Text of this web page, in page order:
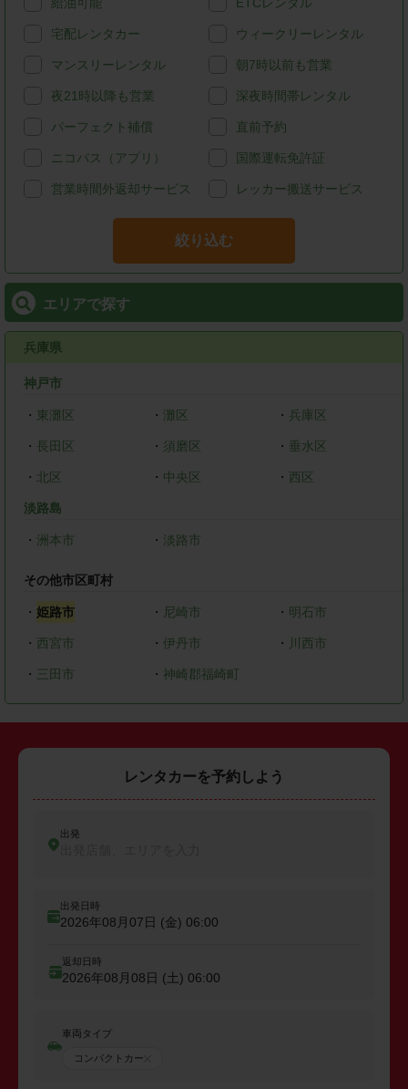
宅配レンタカー ウィークリーレンタル
マンスリーレンタル 朝7時以前も営業
夜21時以降も営業 深夜時間帯レンタル
パーフェクト補償 直前予約
ニコパス（アプリ） 国際運転免許証
営業時間外返却サービス レッカー搬送サービス
絞り込む
エリアで探す
兵庫県
神戸市
・ 東灘区 ・ 灘区 ・ 兵庫区
・ 長田区 ・ 須磨区 ・ 垂水区
・ 北区 ・ 中央区 ・ 西区
淡路島
・ 洲本市 ・ 淡路市
その他市区町村
・ 姫路市 ・ 尼崎市 ・ 明石市
・ 西宮市 ・ 伊丹市 ・ 川西市
・ 三田市 ・ 神崎郡福崎町
レンタカーを予約しよう
出発
出発日時
2026年08月07日 (金) 06:00
返却日時
2026年08月08日 (土) 06:00
車両タイプ
コンパクトカー